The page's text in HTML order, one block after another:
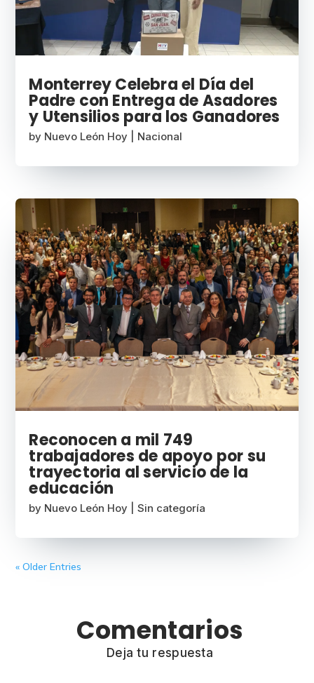
Monterrey Celebra el Día del
Padre con Entrega de Asadores
y Utensilios para los Ganadores
by Nuevo León Hoy Nacional
Reconocen a mil 749
trabajadores de apoyo por su
trayectoria al servicio de la
educación
by Nuevo León Hoy |Sin categoría
« Older Entries
Comentarios
Deja tu respuesta